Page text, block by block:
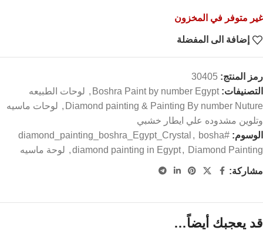
غير متوفر في المخزون
إضافة الى المفضلة
رمز المنتج: 30405
التصنيفات: Boshra Paint by number Egypt
, لوحات الطبيعه
Diamond painting & Painting By number Nuture
, لوحات ماسيه
وتلوين مشدوده علي ايطار خشبي
الوسوم: #diamond_painting_boshra_Egypt_Crystal
, bosha
diamond painting in Egypt, Diamond Painting
, لوحة ماسيه
مشاركة:
قد يعجبك أيضاً…